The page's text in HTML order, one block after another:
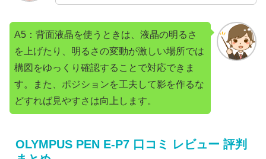
A5：背面液晶を使うときは、液晶の明るさ
を上げたり、明るさの変動が激しい場所では
構図をゆっくり確認することで対応できま
す。また、ポジションを工夫して影を作るな
どすれば見やすさは向上します。
OLYMPUS PEN E-P7 口コミ レビュー 評判